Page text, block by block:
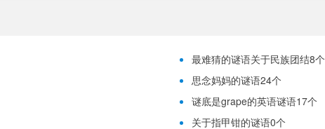
最难猜的谜语关于民族团结8个
思念妈妈的谜语24个
谜底是grape的英语谜语17个
关于指甲钳的谜语0个